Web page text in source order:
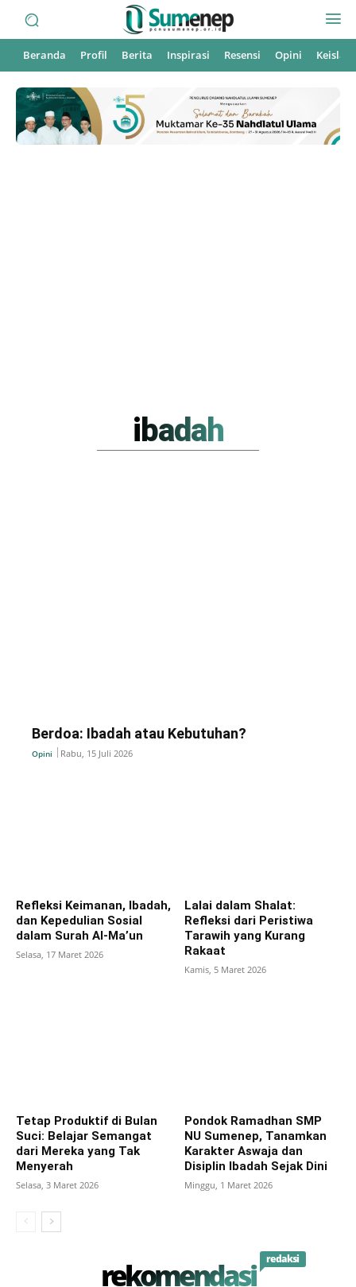
Beranda Profil Berita Inspirasi Resensi Opini
ibadah
Berdoa: Ibadah atau Kebutuhan?
Opini Rabu, 15 Juli 2026
Refleksi Keimanan, Ibadah,
dan Kepedulian Sosial
dalam Surah Al-Ma’un
Selasa, 17 Maret 2026
Lalai dalam Shalat:
Refleksi dari Peristiwa
Tarawih yang Kurang
Rakaat
Kamis, 5 Maret 2026
Tetap Produktif di Bulan
Suci: Belajar Semangat
dari Mereka yang Tak
Menyerah
Selasa, 3 Maret 2026
Pondok Ramadhan SMP
NU Sumenep, Tanamkan
Karakter Aswaja dan
Disiplin Ibadah Sejak Dini
Minggu, 1 Maret 2026
rekomendasi redaksi